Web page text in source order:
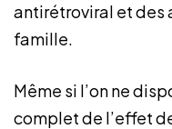
antirétroviral et des
famille.
Même si l’on ne
complet de l’effet